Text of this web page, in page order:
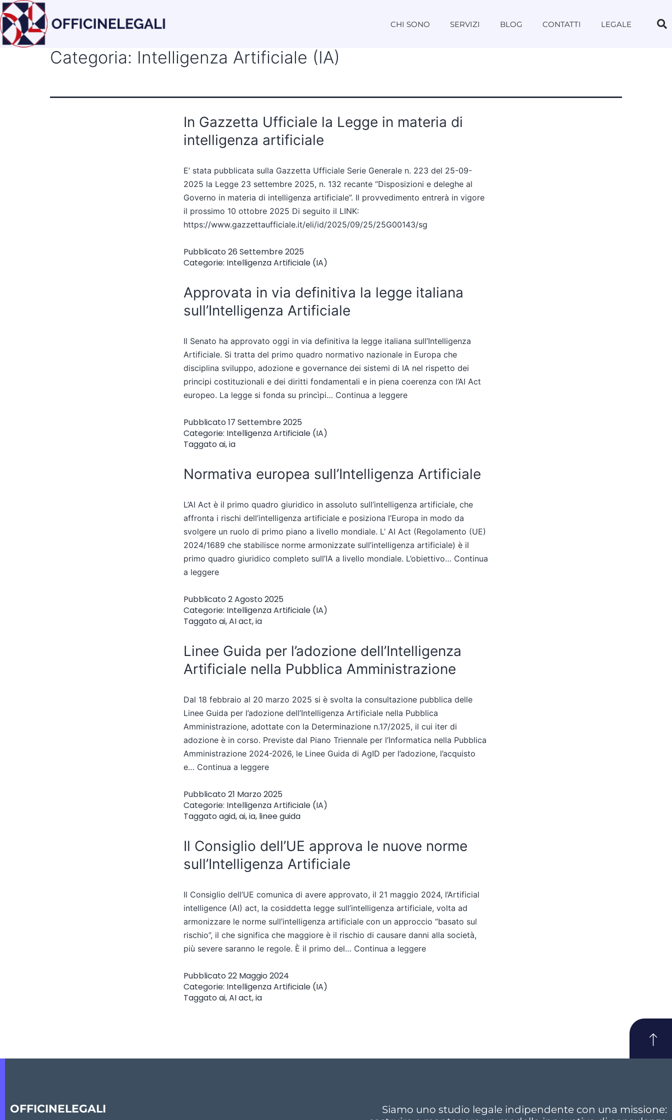
CHI SONO SERVIZI BLOG CONTATTI LEGALE
Categoria: Intelligenza Artificiale (IA)
In Gazzetta Ufficiale la Legge in materia di
intelligenza artificiale
E’ stata pubblicata sulla Gazzetta Ufficiale Serie Generale n. 223 del 25-09-
2025 la Legge 23 settembre 2025, n. 132 recante “Disposizioni e deleghe al
Governo in materia di intelligenza artificiale”. Il provvedimento entrerà in vigore
il prossimo 10 ottobre 2025 Di seguito il LINK:
https://www.gazzettaufficiale.it/eli/id/2025/09/25/25G00143/sg
Pubblicato26 Settembre 2025
Categorie: Intelligenza Artificiale (IA)
Approvata in via definitiva la legge italiana
sull’Intelligenza Artificiale
Il Senato ha approvato oggi in via definitiva la legge italiana sull’Intelligenza
Artificiale. Si tratta del primo quadro normativo nazionale in Europa che
disciplina sviluppo, adozione e governance dei sistemi di IA nel rispetto dei
principi costituzionali e dei diritti fondamentali e in piena coerenza con l’AI Act
europeo. La legge si fonda su princìpi… Continua a leggere
Pubblicato17 Settembre 2025
Categorie: Intelligenza Artificiale (IA)
Taggatoai,ia
Normativa europea sull’Intelligenza Artificiale
L’AI Act è il primo quadro giuridico in assoluto sull’intelligenza artificiale, che
affronta i rischi dell’intelligenza artificiale e posiziona l’Europa in modo da
svolgere un ruolo di primo piano a livello mondiale. L’ AI Act (Regolamento (UE)
2024/1689 che stabilisce norme armonizzate sull’intelligenza artificiale) è il
primo quadro giuridico completo sull’IA a livello mondiale. L’obiettivo… Continua
a leggere
Pubblicato2 Agosto 2025
Categorie: Intelligenza Artificiale (IA)
Taggatoai,AI act,ia
Linee Guida per l’adozione dell’Intelligenza
Artificiale nella Pubblica Amministrazione
Dal 18 febbraio al 20 marzo 2025 si è svolta la consultazione pubblica delle
Linee Guida per l’adozione dell’Intelligenza Artificiale nella Pubblica
Amministrazione, adottate con la Determinazione n.17/2025, il cui iter di
adozione è in corso. Previste dal Piano Triennale per l’Informatica nella Pubblica
Amministrazione 2024-2026, le Linee Guida di AgID per l’adozione, l’acquisto
e… Continua a leggere
Pubblicato21 Marzo 2025
Categorie: Intelligenza Artificiale (IA)
Taggatoagid,ai,ia, linee guida
Il Consiglio dell’UE approva le nuove norme
sull’Intelligenza Artificiale
Il Consiglio dell’UE comunica di avere approvato, il 21 maggio 2024, l’Artificial
intelligence (AI) act, la cosiddetta legge sull’intelligenza artificiale, volta ad
armonizzare le norme sull’intelligenza artificiale con un approccio “basato sul
rischio”, il che significa che maggiore è il rischio di causare danni alla società,
più severe saranno le regole. È il primo del… Continua a leggere
Pubblicato22 Maggio 2024
Categorie: Intelligenza Artificiale (IA)
Taggatoai,AI act,ia
OFFICINELEGALI
Siamo uno studio legale indipendente con una missione: